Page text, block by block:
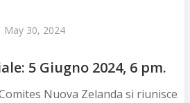
May 30, 2024
5 Giugno 2024, 6 pm.
Nuova Zelanda si riunisce